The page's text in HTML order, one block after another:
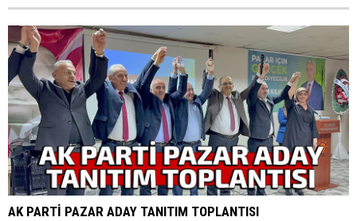
AK PARTİ PAZAR ADAY TANITIM TOPLANTISI